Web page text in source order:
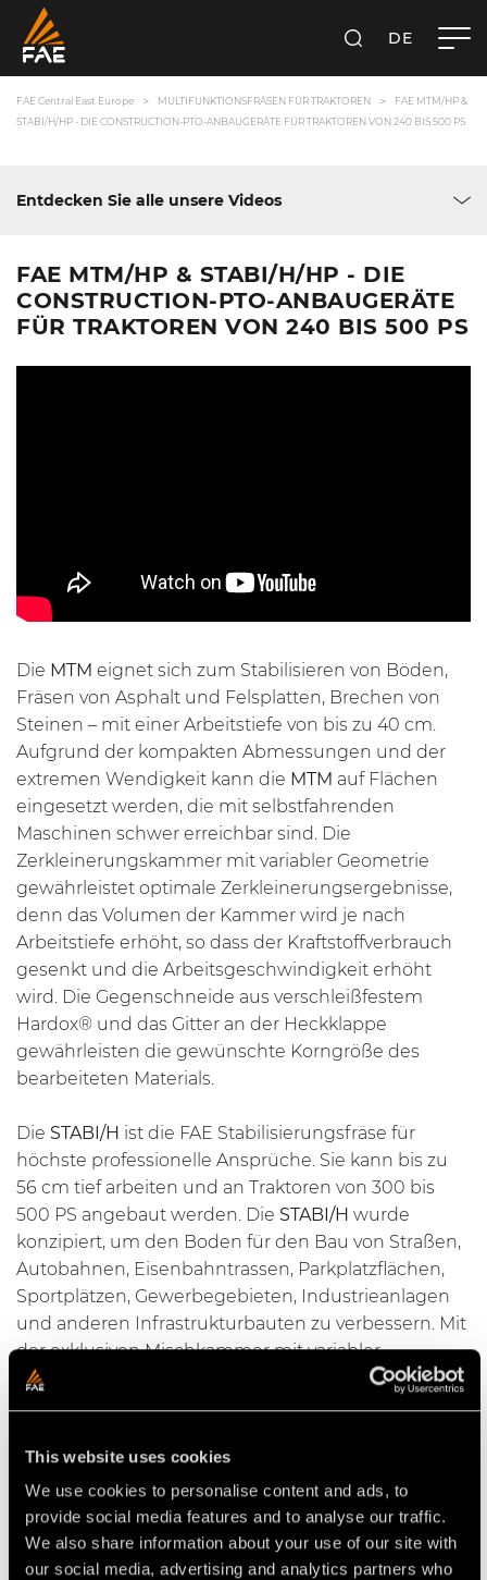
This website uses cookies
We use cookies to personalise content and ads, to
provide social media features and to analyse our traffic.
We also share information about your use of our site with
our social media, advertising and analytics partners who
SUCHEN
DE
FAE Central East Europe MULTIFUNKTIONSFRÄSEN FÜR TRAKTOREN
FAE MTM/HP &
STABI/H/HP - DIE CONSTRUCTION-PTO-ANBAUGERÄTE FÜR TRAKTOREN VON 240 BIS 500 PS
Entdecken Sie alle unsere Videos
FAE MTM/HP & STABI/H/HP - DIE
CONSTRUCTION-PTO-ANBAUGERÄTE
FÜR TRAKTOREN VON 240 BIS 500 PS
Die MTM eignet sich zum Stabilisieren von Böden,
Fräsen von Asphalt und Felsplatten, Brechen von
Steinen – mit einer Arbeitstiefe von bis zu 40 cm.
Aufgrund der kompakten Abmessungen und der
extremen Wendigkeit kann die MTM auf Flächen
eingesetzt werden, die mit selbstfahrenden
Maschinen schwer erreichbar sind. Die
Zerkleinerungskammer mit variabler Geometrie
gewährleistet optimale Zerkleinerungsergebnisse,
denn das Volumen der Kammer wird je nach
Arbeitstiefe erhöht, so dass der Kraftstoffverbrauch
gesenkt und die Arbeitsgeschwindigkeit erhöht
wird. Die Gegenschneide aus verschleißfestem
Hardox® und das Gitter an der Heckklappe
gewährleisten die gewünschte Korngröße des
bearbeiteten Materials.
Die STABI/H ist die FAE Stabilisierungsfräse für
höchste professionelle Ansprüche. Sie kann bis zu
56 cm tief arbeiten und an Traktoren von 300 bis
500 PS angebaut werden. Die STABI/H wurde
konzipiert, um den Boden für den Bau von Straßen,
Autobahnen, Eisenbahntrassen, Parkplatzflächen,
Sportplätzen, Gewerbegebieten, Industrieanlagen
und anderen Infrastrukturbauten zu verbessern. Mit
der exklusiven Mischkammer mit variabler
Geometrie dringt nur der Rotor in den Boden ein,
weil ein beweglicher Rahmen verwendet wird, der
präzise regeln lässt. Im Vergleich zu einer
herkömmlichen Maschine werden so die
Traktionskräfte reduziert, was zu geringerem
Leistungsbedarf und Kraftstoffverbrauch führt.